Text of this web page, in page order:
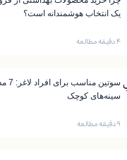
یک انتخاب هوشمندانه است؟
۴ دقیقه مطالعه
سینه‌های کوچک
۹ دقیقه مطالعه